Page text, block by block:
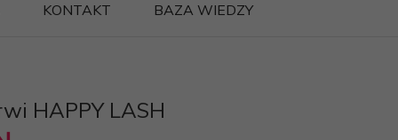
KONTAKT BAZA WIEDZY
HAPPY LASH